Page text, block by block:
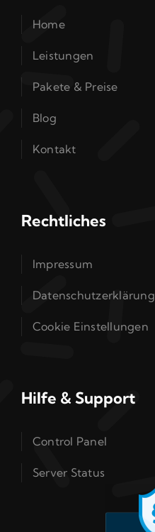
Home
Leistungen
Pakete & Preise
Blog
Kontakt
Rechtliches
Impressum
Datenschutzerklärung
Cookie Einstellungen
Hilfe & Support
Control Panel
Server Status